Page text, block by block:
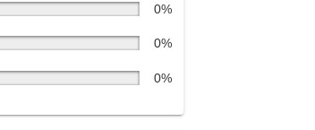
0%
0%
0%